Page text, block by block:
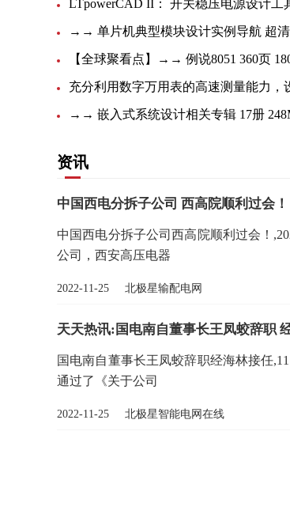
LTpowerCAD II： 开关稳压电源设计工
→→ 嵌入式系统设计相关专辑 17册
资讯
中国西电分拆子公司 西高院顺利过会！
中国西电分拆子公司西高院顺利过会！
公司，西安高压电器
2022-11-25 北极星输配电网
天天热讯:国电南自董事长王凤蛟辞职
国电南自董事长王凤蛟辞职经海林接任
通过了《关于公司
2022-11-25 北极星智能电网在线